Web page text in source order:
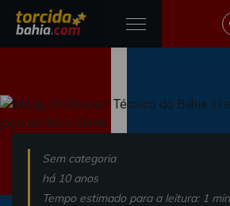
Sem categoria
há 10 anos
Tempo estimado para a leitura: 1